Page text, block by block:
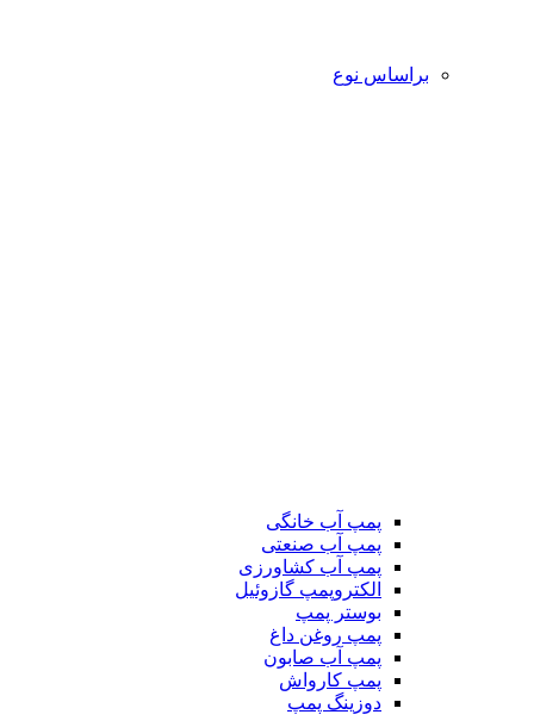
براساس نوع
پمپ آب خانگی
پمپ آب صنعتی
پمپ آب کشاورزی
الکتروپمپ گازوئیل
بوستر پمپ
پمپ روغن داغ
پمپ آب صابون
پمپ کارواش
دوزینگ پمپ